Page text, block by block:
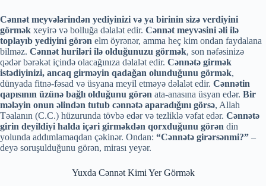
Cənnət meyvələrindən yediyinizi və ya birinin sizə verdiyini
görmək xeyirə və bolluğa dəlalət edir. Cənnət meyvəsini əli ilə
toplayıb yediyini görən elm öyrənər, amma heç kim ondan faydalana
bilməz. Cənnət huriləri ilə olduğunuzu görmək, son nəfəsinizə
qədər bərəkət içində olacağınıza dəlalət edir. Cənnətə girmək
istədiyinizi, ancaq girməyin qadağan olunduğunu görmək,
dünyada fitnə-fəsad və üsyana meyil etməyə dəlalət edir. Cənnətin
qapısının üzünə bağlı olduğunu görən ata-anasına üsyan edər. Bir
mələyin onun əlindən tutub cənnətə aparadığını görsə, Allah
Təalanın (C.C.) hüzurunda tövbə edər və tezliklə vəfat edər. Cənnətə
girin deyildiyi halda içəri girməkdən qorxduğunu görən din
yolunda addımlamaqdan çəkinər. Ondan: “Cənnətə girərsənmi?” –
deyə soruşulduğunu görən, mirası yeyər.
Yuxda Cənnət Kimi Yer Görmək